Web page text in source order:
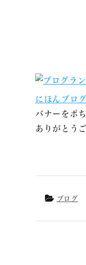
にほんブロ
バナーをポ
ありがとう
ブログ